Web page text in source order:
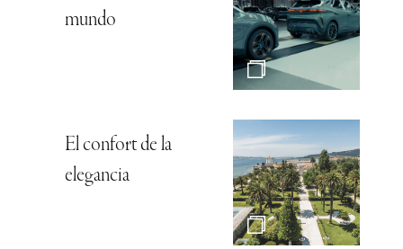
mundo
El confort de la
elegancia